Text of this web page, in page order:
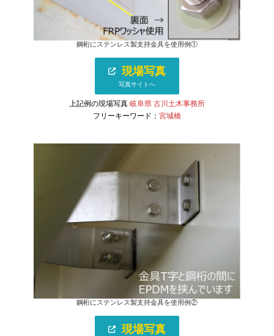
鋼桁にステンレス製支持金具を使用例①
現場写真
写真サイトへ
上記例の現場写真 岐阜県 古川土木事務所
フリーキーワード： 宮城橋
鋼桁にステンレス製支持金具を使用例②
現場写真